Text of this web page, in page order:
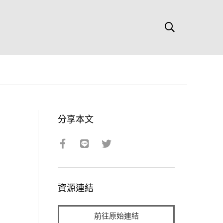
分享本文
資源連結
前往原始連結